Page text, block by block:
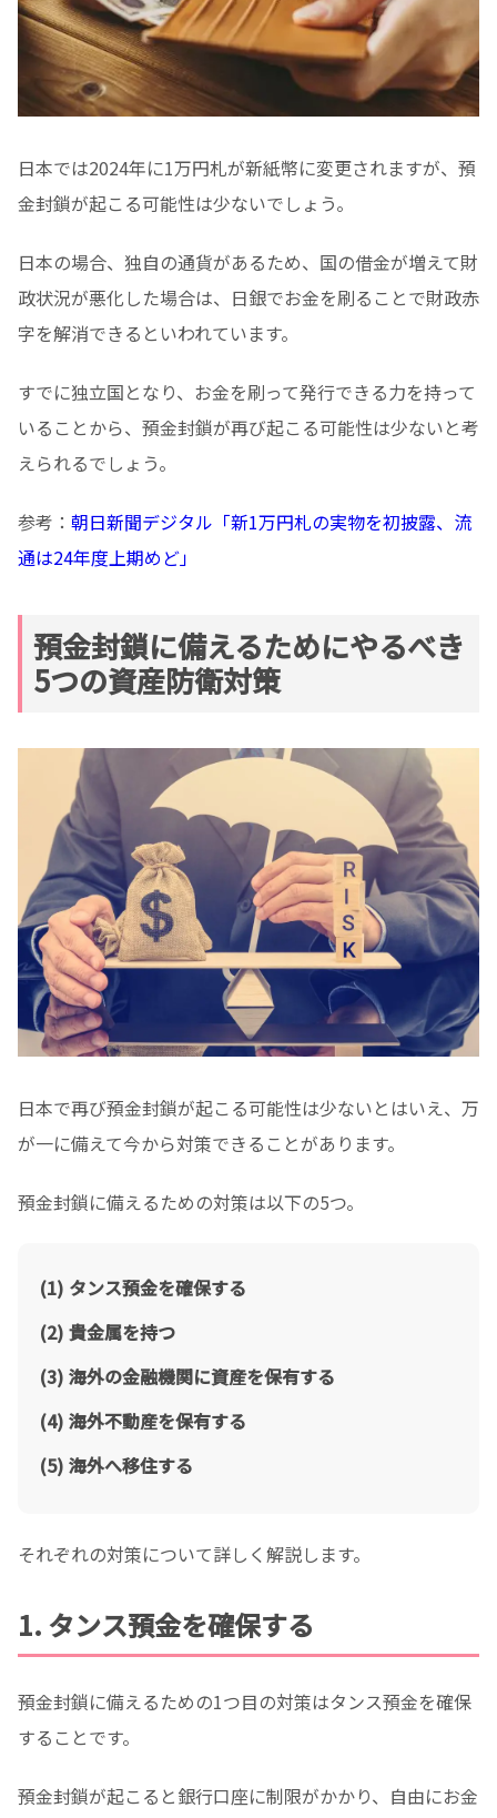
日本では2024年に1万円札が新紙幣に変更されますが、預
金封鎖が起こる可能性は少ないでしょう。
日本の場合、独自の通貨があるため、国の借金が増えて財
政状況が悪化した場合は、日銀でお金を刷ることで財政赤
字を解消できるといわれています。
すでに独立国となり、お金を刷って発行できる力を持って
いることから、預金封鎖が再び起こる可能性は少ないと考
えられるでしょう。
参考： 朝日新聞デジタル「新1万円札の実物を初披露、流
通は24年度上期めど」
預金封鎖に備えるためにやるべき
5つの資産防衛対策
日本で再び預金封鎖が起こる可能性は少ないとはいえ、万
が一に備えて今から対策できることがあります。
預金封鎖に備えるための対策は以下の5つ。
タンス預金を確保する
貴金属を持つ
海外の金融機関に資産を保有する
海外不動産を保有する
海外へ移住する
それぞれの対策について詳しく解説します。
1. タンス預金を確保する
預金封鎖に備えるための1つ目の対策はタンス預金を確保
することです。
預金封鎖が起こると銀行口座に制限がかかり、自由にお金